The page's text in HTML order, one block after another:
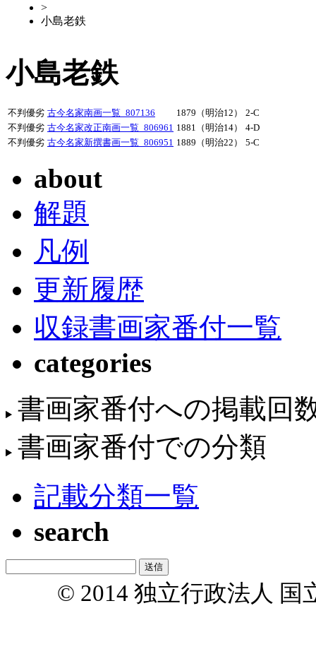
>
小島老鉄
小島老鉄
不判優劣 古今名家南画一覧_807136 1879（明治12）
2-C
不判優劣 古今名家改正南画一覧_806961 1881（明治14）
4-D
不判優劣 古今名家新撰書画一覧_806951 1889（明治22） 5-C
about
解題
凡例
更新履歴
収録書画家番付一覧
categories
書画家番付への掲載回
書画家番付での分類
記載分類一覧
search
© 2014 独立行政法人 国